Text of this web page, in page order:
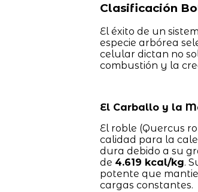
Clasificación
El éxito de un
especie arbórea
celular dictan no
combustión y la
El Carballo y la
El roble (Quercus
calidad para la
dura debido a su
de 4.619 kcal/kg.
potente que
cargas constantes.